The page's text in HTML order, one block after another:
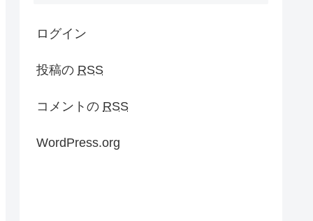
ログイン
投稿の RSS
コメントの RSS
WordPress.org